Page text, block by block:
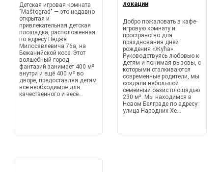
Детская игровая комната
"Maštograd" — это недавно
открытая и
привлекательная детская
площадка, расположенная
по адресу Педже
Милосавлевича 76а, на
Бежанийской косе. Этот
волшебный город
фантазий занимает 400 м²
внутри и ещё 400 м² во
дворе, предоставляя детям
всё необходимое для
качественного и весё...
локации
Добро пожаловать в кафе-
игровую комнату и
пространство для
празднования дней
рождения «Жућа».
Руководствуясь любовью к
детям и понимая вызовы, с
которыми сталкиваются
современные родители, мы
создали небольшой
семейный оазис площадью
230 м². Мы находимся в
Новом Белграде по адресу:
улица Народних Хе...